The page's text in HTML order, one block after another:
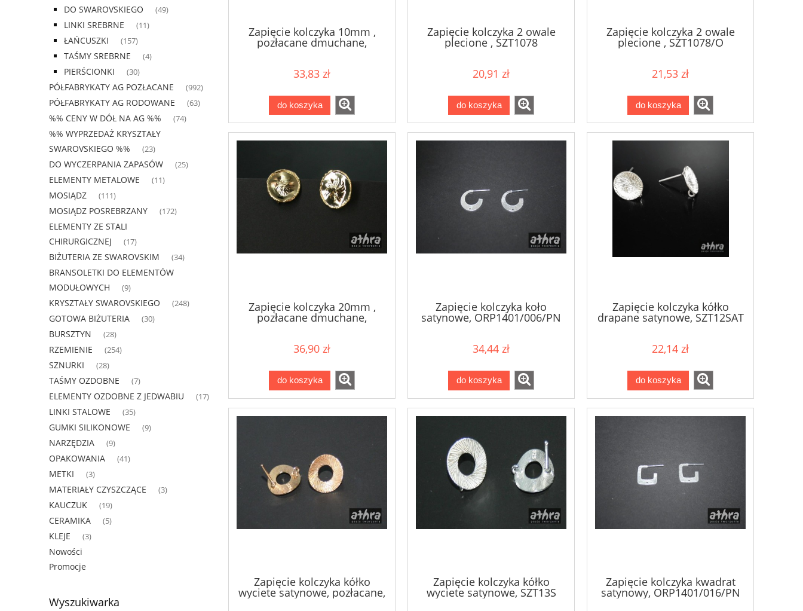
DO SWAROVSKIEGO (49)
LINKI SREBRNE (11)
ŁAŃCUSZKI (157)
TAŚMY SREBRNE (4)
PIERŚCIONKI (30)
PÓŁFABRYKATY AG POZŁACANE (992)
PÓŁFABRYKATY AG RODOWANE (63)
%% CENY W DÓŁ NA AG %% (74)
%% WYPRZEDAŻ KRYSZTAŁY
SWAROVSKIEGO %%
(23)
DO WYCZERPANIA ZAPASÓW (25)
ELEMENTY METALOWE (11)
MOSIĄDZ (111)
MOSIĄDZ POSREBRZANY (172)
ELEMENTY ZE STALI
CHIRURGICZNEJ
(17)
BIŻUTERIA ZE SWAROVSKIM (34)
BRANSOLETKI DO ELEMENTÓW
MODUŁOWYCH
(9)
KRYSZTAŁY SWAROVSKIEGO (248)
GOTOWA BIŻUTERIA (30)
BURSZTYN (28)
RZEMIENIE (254)
SZNURKI (28)
TAŚMY OZDOBNE (7)
ELEMENTY OZDOBNE Z JEDWABIU (17)
LINKI STALOWE (35)
GUMKI SILIKONOWE (9)
NARZĘDZIA (9)
OPAKOWANIA (41)
METKI (3)
MATERIAŁY CZYSZCZĄCE (3)
KAUCZUK (19)
CERAMIKA (5)
KLEJE (3)
Nowości
Promocje
Wyszukiwarka
Zapięcie kolczyka 10mm ,
pozłacane dmuchane,
33,83 zł
do koszyka
Zapięcie kolczyka 2 owale
plecione , SZT1078
20,91 zł
do koszyka
Zapięcie kolczyka 2 owale
plecione , SZT1078/O
21,53 zł
do koszyka
Zapięcie kolczyka 20mm ,
pozłacane dmuchane,
36,90 zł
do koszyka
Zapięcie kolczyka koło
satynowe, ORP1401/006/PN
34,44 zł
do koszyka
Zapięcie kolczyka kółko
drapane satynowe, SZT12SAT
22,14 zł
do koszyka
Zapięcie kolczyka kółko
wyciete satynowe, pozłacane,
SZT13S/D
Zapięcie kolczyka kółko
wyciete satynowe, SZT13S
Zapięcie kolczyka kwadrat
satynowy, ORP1401/016/PN